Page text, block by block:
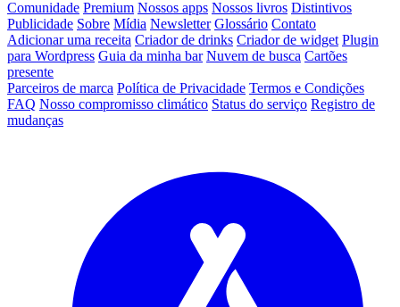
Comunidade Premium Nossos apps Nossos livros Distintivos
Publicidade Sobre Mídia Newsletter Glossário Contato
Adicionar uma receita Criador de drinks Criador de widget Plugin
para Wordpress Guia da minha bar Nuvem de busca Cartões
presente
Parceiros de marca Política de Privacidade Termos e Condições
FAQ Nosso compromisso climático Status do serviço Registro de
mudanças